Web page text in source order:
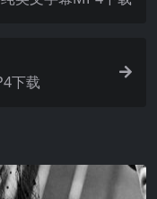
下载